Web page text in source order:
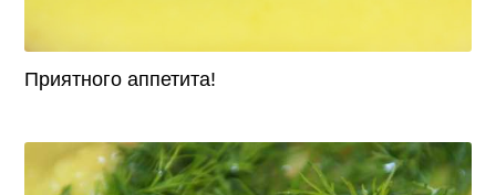
Приятного аппетита!